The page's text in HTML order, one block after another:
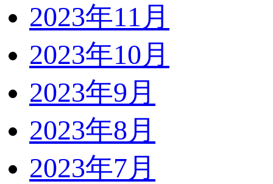
2023年11月
2023年10月
2023年9月
2023年8月
2023年7月